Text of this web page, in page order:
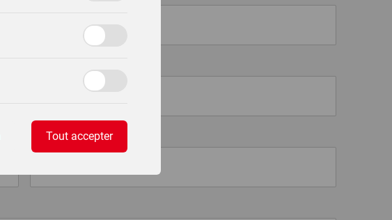
Ville*
Tout accepter